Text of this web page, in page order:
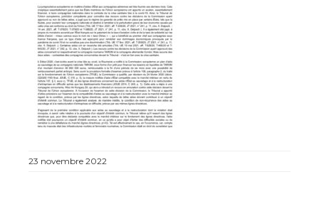
23 novembre 2022